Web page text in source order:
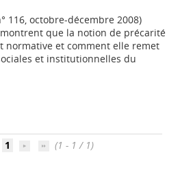
116, octobre-décembre 2008)
que la notion de précarité
normative et comment elle remet
et institutionnelles du
1 (1 - 1 / 1)